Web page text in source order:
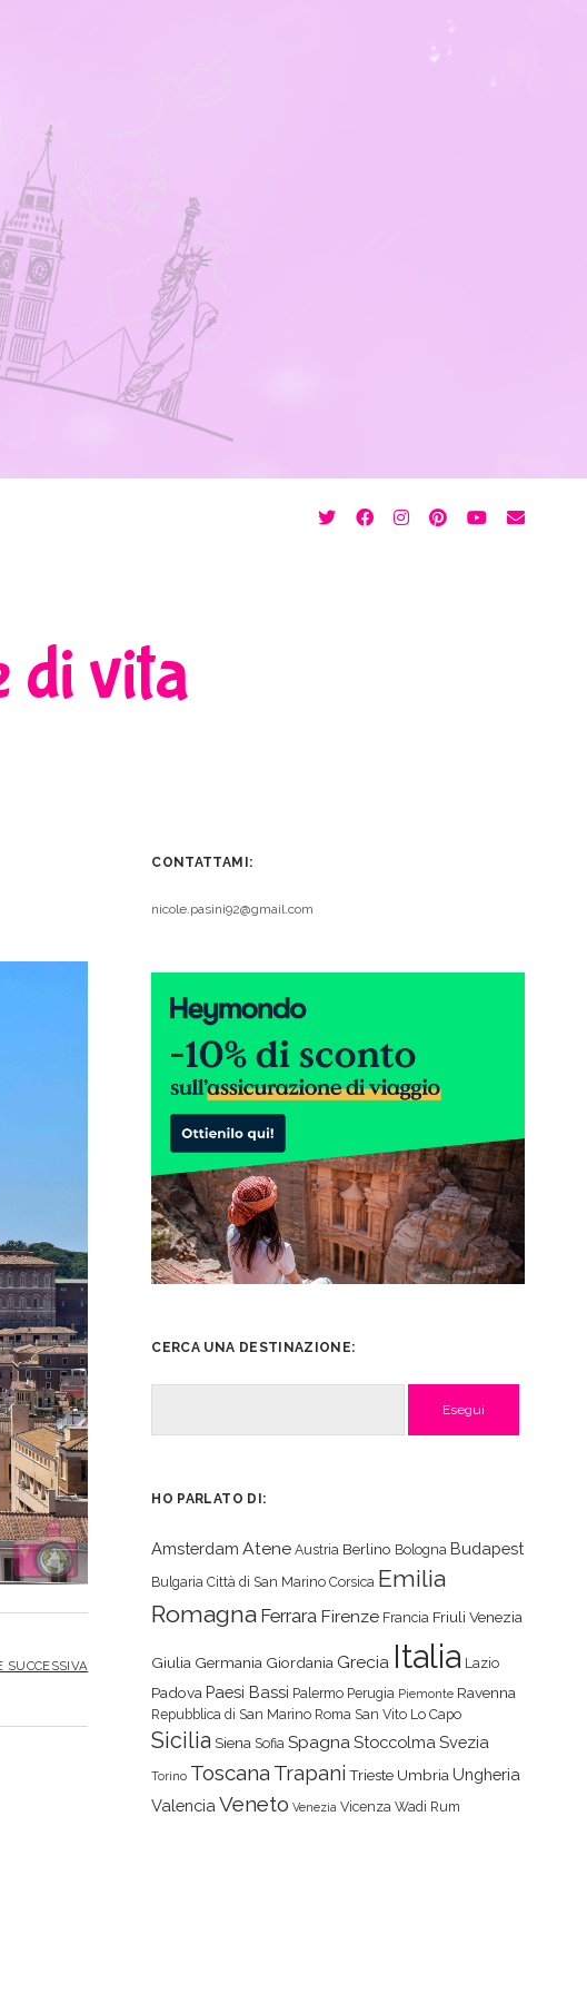
twitterfacebookinstagram
pinterest
youtube
email
di vita
SUCCESSIVA
CONTATTAMI:
nicole.pasini92@gmail.com
CERCA UNA DESTINAZIONE:
HO PARLATO DI:
Amsterdam Atene Austria Berlino Bologna Budapest
Bulgaria Città di San Marino Corsica Emilia
Romagna Ferrara Firenze Francia Friuli Venezia
Giulia Germania Giordania Grecia Italia Lazio
Padova Paesi Bassi Palermo Perugia Piemonte Ravenna
Repubblica di San Marino Roma San Vito Lo Capo
Sicilia Siena Sofia SpagnaStoccolma Svezia
Torino Toscana Trapani Trieste Umbria Ungheria
Valencia Veneto Venezia Vicenza Wadi Rum